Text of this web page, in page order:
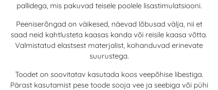
pallidega, mis pakuvad teisele poolele lisastimulatsiooni.
Peeniserõngad on väikesed, näevad lõbusad välja, nii et
saad neid kahtlusteta kaasas kanda või reisile kaasa võtta.
Valmistatud elastsest materjalist, kohanduvad erinevate
suurustega.
Toodet on soovitatav kasutada koos veepõhise libestiga.
Pärast kasutamist pese toode sooja vee ja seebiga või pühi